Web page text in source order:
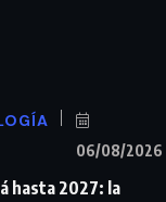
06/08/2026
hasta 2027: la